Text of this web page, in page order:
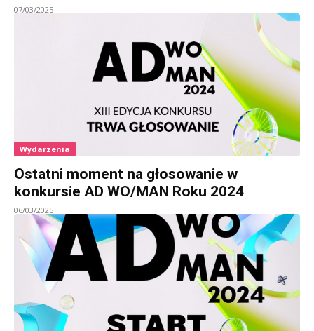
07/03/2025
Wydarzenia
Ostatni moment na głosowanie w
konkursie AD WO/MAN Roku 2024
06/03/2025